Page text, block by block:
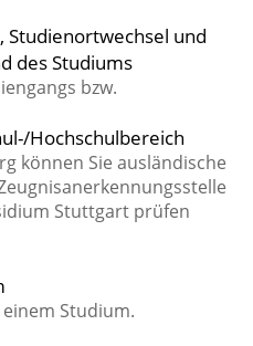
Studienortwechsel und
des Studiums
bzw.
Hochschulbereich
können Sie ausländische
Stuttgart prüfen
Studium.